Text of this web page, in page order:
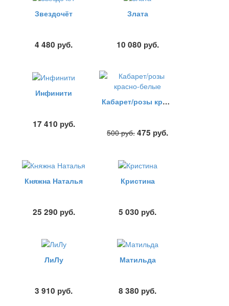
Звездочёт
4 480 руб.
Злата
10 080 руб.
Инфинити
17 410 руб.
Кабарет/розы красно-белые
500руб. 475 руб.
Княжна Наталья
25 290 руб.
Кристина
5 030 руб.
ЛиЛу
3 910 руб.
Матильда
8 380 руб.